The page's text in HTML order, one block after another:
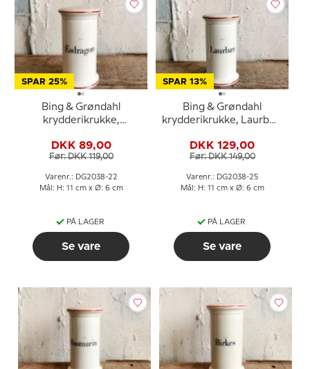
SPAR 25%
Bing & Grøndahl
krydderikrukke,
DKK 89,00
Før: DKK 119,00
Varenr.: DG2038-22
Mål: H: 11 cm x Ø: 6 cm
PÅ LAGER
Se vare
SPAR 13%
Bing & Grøndahl
krydderikrukke, Laurbær
DKK 129,00
Før: DKK 149,00
Varenr.: DG2038-25
Mål: H: 11 cm x Ø: 6 cm
PÅ LAGER
Se vare